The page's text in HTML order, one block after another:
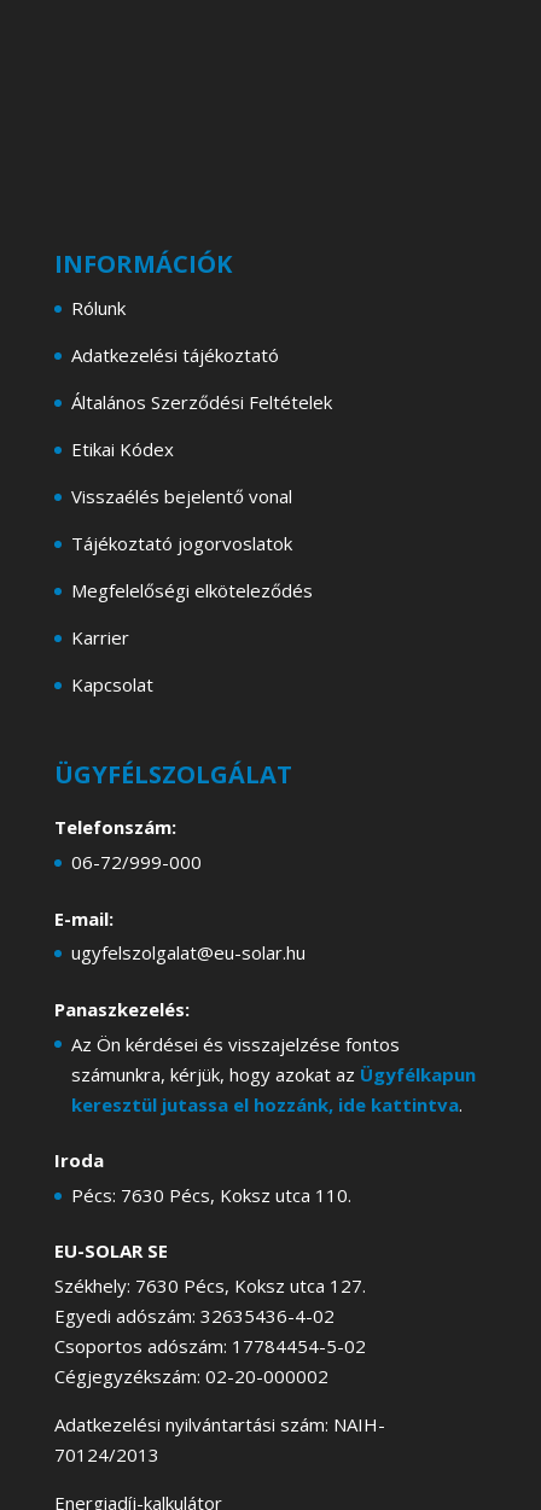
INFORMÁCIÓK
Rólunk
Adatkezelési tájékoztató
Általános Szerződési Feltételek
Etikai Kódex
Visszaélés bejelentő vonal
Tájékoztató jogorvoslatok
Megfelelőségi elköteleződés
Karrier
Kapcsolat
ÜGYFÉLSZOLGÁLAT
Telefonszám:
06-72/999-000
E-mail:
ugyfelszolgalat@eu-solar.hu
Panaszkezelés:
Az Ön kérdései és visszajelzése fontos
számunkra, kérjük, hogy azokat az Ügyfélkapun
keresztül jutassa el hozzánk, ide kattintva.
Iroda
Pécs: 7630 Pécs, Koksz utca 110.
EU-SOLAR SE
Székhely: 7630 Pécs, Koksz utca 127.
Egyedi adószám: 32635436-4-02
Csoportos adószám: 17784454-5-02
Cégjegyzékszám: 02-20-000002
Adatkezelési nyilvántartási szám: NAIH-
70124/2013
Energiadíj-kalkulátor